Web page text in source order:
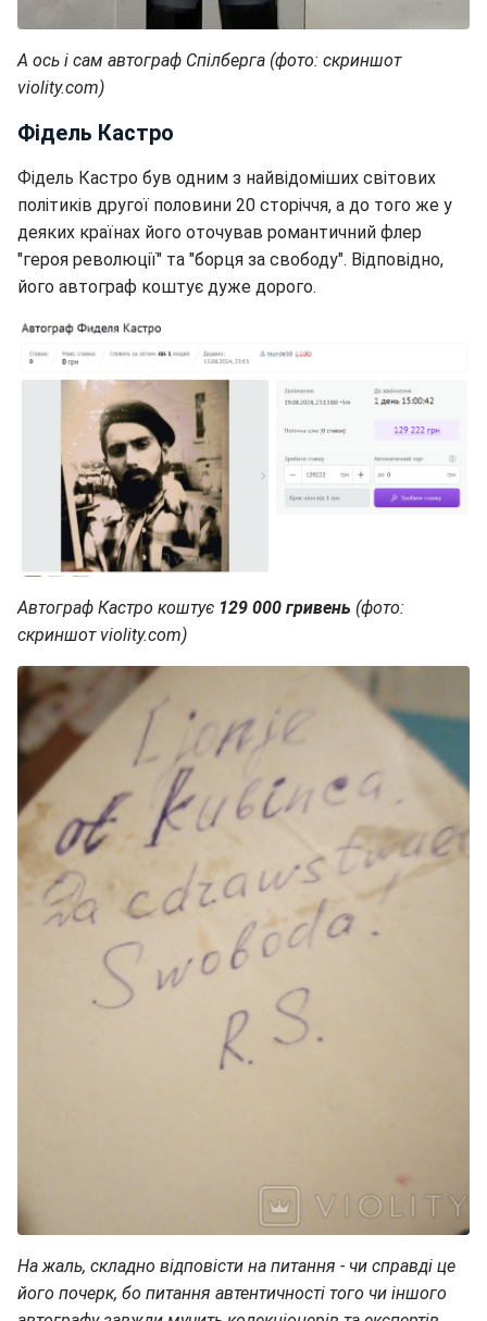
А ось і сам автограф Спілберга (фото: скриншот
violity.com)
Фідель Кастро
Фідель Кастро був одним з найвідоміших світових
політиків другої половини 20 сторіччя, а до того же у
деяких країнах його оточував романтичний флер
"героя революції" та "борця за свободу". Відповідно,
його автограф коштує дуже дорого.
Автограф Кастро коштує 129 000 гривень (фото:
скриншот violity.com)
На жаль, складно відповісти на питання - чи справді це
його почерк, бо питання автентичності того чи іншого